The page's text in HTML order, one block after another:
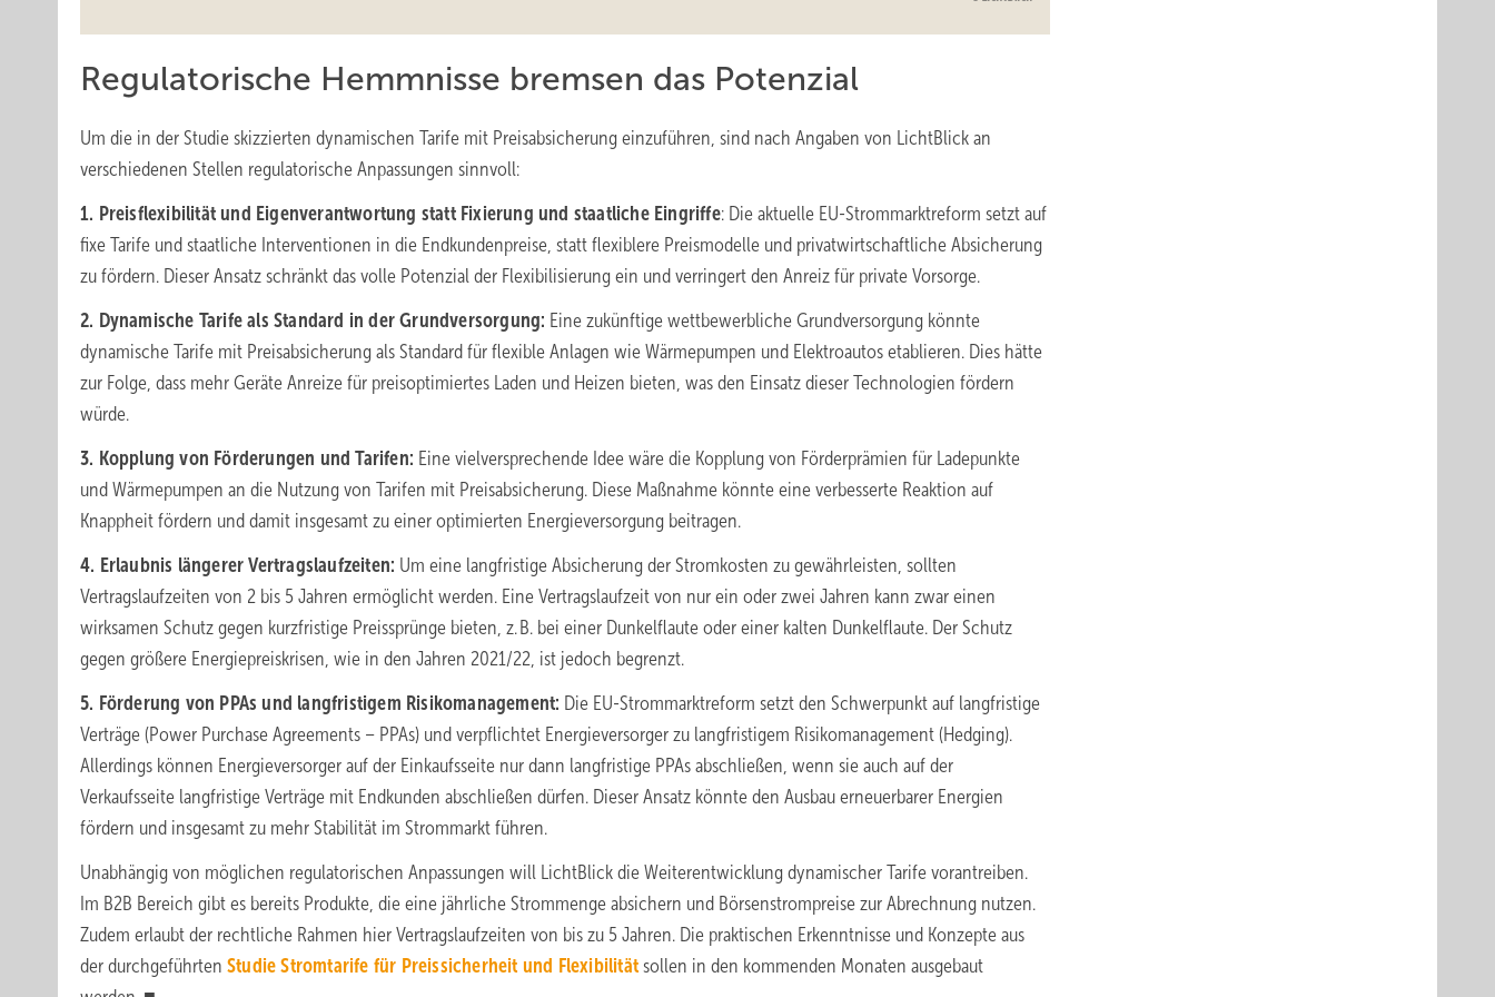
Regulatorische Hemmnisse bremsen das Potenzial
Um die in der Studie skizzierten dynamischen Tarife mit Preisabsicherung einzuführen, sind nach Angaben von LichtBlick an
verschiedenen Stellen regulatorische Anpassungen sinnvoll:
1. Preisflexibilität und Eigenverantwortung statt Fixierung und staatliche Eingriffe: Die aktuelle EU-Strommarktreform setzt auf
fixe Tarife und staatliche Interventionen in die Endkundenpreise, statt flexiblere Preismodelle und privatwirtschaftliche Absicherung
zu fördern. Dieser Ansatz schränkt das volle Potenzial der Flexibilisierung ein und verringert den Anreiz für private Vorsorge.
2. Dynamische Tarife als Standard in der Grundversorgung: Eine zukünftige wettbewerbliche Grundversorgung könnte
dynamische Tarife mit Preisabsicherung als Standard für flexible Anlagen wie Wärmepumpen und Elektroautos etablieren. Dies hätte
zur Folge, dass mehr Geräte Anreize für preisoptimiertes Laden und Heizen bieten, was den Einsatz dieser Technologien fördern
würde.
3. Kopplung von Förderungen und Tarifen: Eine vielversprechende Idee wäre die Kopplung von Förderprämien für Ladepunkte
und Wärmepumpen an die Nutzung von Tarifen mit Preisabsicherung. Diese Maßnahme könnte eine verbesserte Reaktion auf
Knappheit fördern und damit insgesamt zu einer optimierten Energieversorgung beitragen.
4. Erlaubnis längerer Vertragslaufzeiten: Um eine langfristige Absicherung der Stromkosten zu gewährleisten, sollten
Vertragslaufzeiten von 2 bis 5 Jahren ermöglicht werden. Eine Vertragslaufzeit von nur ein oder zwei Jahren kann zwar einen
wirksamen Schutz gegen kurzfristige Preissprünge bieten, z. B. bei einer Dunkelflaute oder einer kalten Dunkelflaute. Der Schutz
gegen größere Energiepreiskrisen, wie in den Jahren 2021/22, ist jedoch begrenzt.
5. Förderung von PPAs und langfristigem Risikomanagement: Die EU-Strommarktreform setzt den Schwerpunkt auf langfristige
Verträge (Power Purchase Agreements – PPAs) und verpflichtet Energieversorger zu langfristigem Risikomanagement (Hedging).
Allerdings können Energieversorger auf der Einkaufsseite nur dann langfristige PPAs abschließen, wenn sie auch auf der
Verkaufsseite langfristige Verträge mit Endkunden abschließen dürfen. Dieser Ansatz könnte den Ausbau erneuerbarer Energien
fördern und insgesamt zu mehr Stabilität im Strommarkt führen.
Unabhängig von möglichen regulatorischen Anpassungen will LichtBlick die Weiterentwicklung dynamischer Tarife vorantreiben.
Im B2B Bereich gibt es bereits Produkte, die eine jährliche Strommenge absichern und Börsenstrompreise zur Abrechnung nutzen.
Zudem erlaubt der rechtliche Rahmen hier Vertragslaufzeiten von bis zu 5 Jahren. Die praktischen Erkenntnisse und Konzepte aus
der durchgeführten Studie Stromtarife für Preissicherheit und Flexibilität sollen in den kommenden Monaten ausgebaut